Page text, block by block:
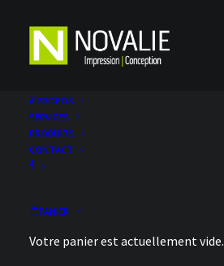
À PROPOS
SERVICES
PRODUITS
CONTACT
PANIER
Votre panier est actuellement vide.